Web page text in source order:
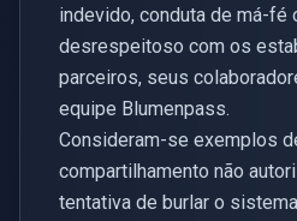
indevido, conduta de má-fé
desrespeitoso com os
parceiros, seus
equipe Blumenpass.
Consideram-se exemplos
compartilhamento não
tentativa de burlar o